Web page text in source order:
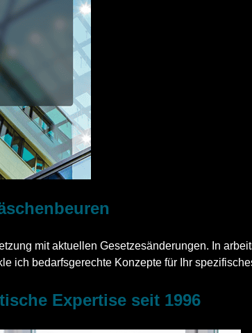
mit aktuellen Gesetzesänderungen. In
ich bedarfsgerechte Konzepte für Ihr
Expertise seit 1996